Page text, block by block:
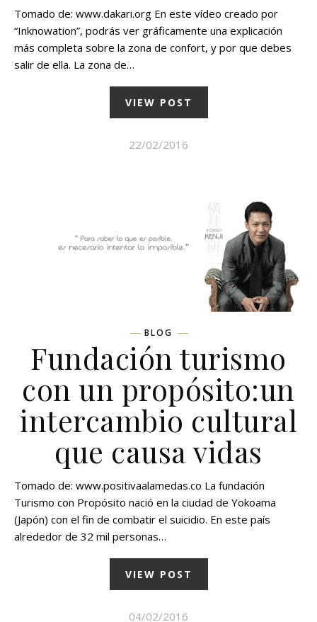
Tomado de: www.dakari.org En este vídeo creado por
“Inknowation”, podrás ver gráficamente una explicación
más completa sobre la zona de confort, y por que debes
salir de ella. La zona de…
VIEW POST
22/02/2016
BLOG
Fundación turismo
con un propósito:un
intercambio cultural
que causa vidas
Tomado de: www.positivaalamedas.co La fundación
Turismo con Propósito nació en la ciudad de Yokoama
(Japón) con el fin de combatir el suicidio. En este país
alrededor de 32 mil personas…
VIEW POST
04/02/2016